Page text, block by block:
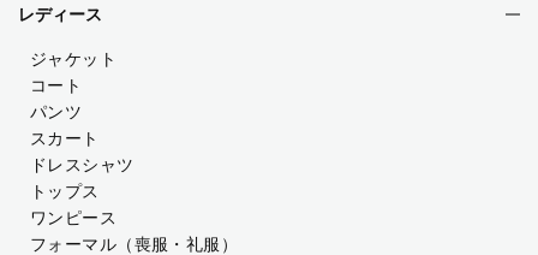
レディース
ジャケット
コート
パンツ
スカート
ドレスシャツ
トップス
ワンピース
フォーマル（喪服・礼服）